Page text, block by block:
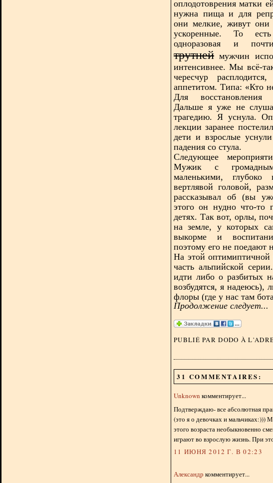
оплодотоврения матки
нужна пища и для
они мелкие, живут
ускоренные. То есть
одноразовая и
трутней мужчин
интенсивнее. Мы всё-
чересчур
аппетитом. Типа: «Кто
Для восстановления
Дальше я уже не
трагедию. Я уснула.
лекции заранее
дети и взрослые
падения со стула.
Следующее
Мужик с
маленькими,
вертлявой головой,
рассказывал об (вы
этого он нудно что-то
детях. Так вот, орлы,
на земле, у которых
выкорме и
поэтому его не поедают
На этой оптимиптичной
часть альпийской
идти либо о разбитых
возбудятся, я надеюсь),
флоры (где у нас там
Продолжение следует...
PUBLIÉ PAR DODO À
31 COMMENTAIRES:
Unknown комментирует...
Подтверждаю- все абсолютная
(это я о девочках и мальчиках:)))
этого возраста необыкновенно
играют во взрослую жизнь. При
11 ИЮНЯ 2012 Г. В 02:23
Александр комментирует...